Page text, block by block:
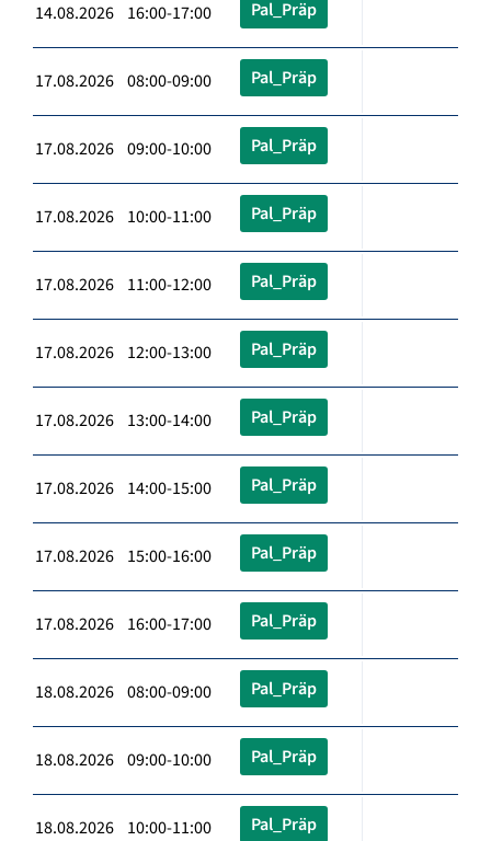
14.08.2026 16:00-17:00 Pal_Präp
17.08.2026 08:00-09:00 Pal_Präp
17.08.2026 09:00-10:00 Pal_Präp
17.08.2026 10:00-11:00 Pal_Präp
17.08.2026 11:00-12:00 Pal_Präp
17.08.2026 12:00-13:00 Pal_Präp
17.08.2026 13:00-14:00 Pal_Präp
17.08.2026 14:00-15:00 Pal_Präp
17.08.2026 15:00-16:00 Pal_Präp
17.08.2026 16:00-17:00 Pal_Präp
18.08.2026 08:00-09:00 Pal_Präp
18.08.2026 09:00-10:00 Pal_Präp
18.08.2026 10:00-11:00 Pal_Präp